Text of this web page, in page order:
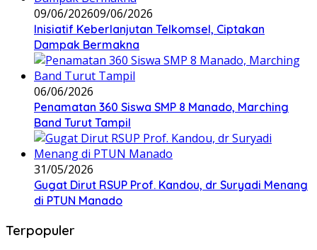
09/06/202609/06/2026
Inisiatif Keberlanjutan Telkomsel, Ciptakan
Dampak Bermakna
06/06/2026
Penamatan 360 Siswa SMP 8 Manado, Marching
Band Turut Tampil
31/05/2026
Gugat Dirut RSUP Prof. Kandou, dr Suryadi Menang
di PTUN Manado
Terpopuler